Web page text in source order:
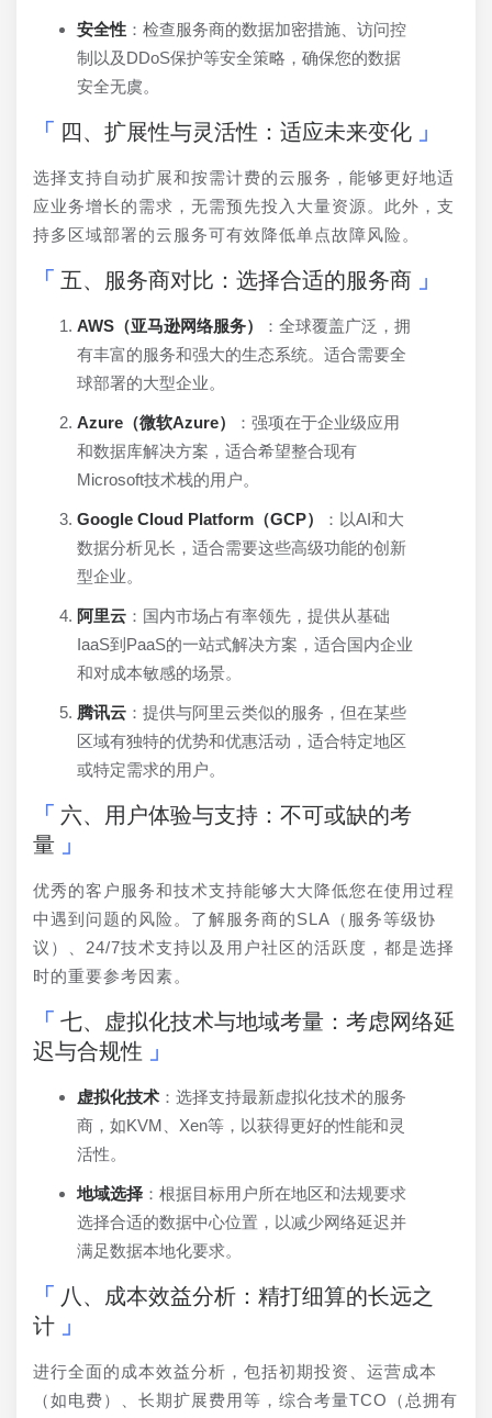
安全性 ：检查服务商的数据加密措施、访问控
制以及DDoS保护等安全策略，确保您的数据
安全无虞。
四、扩展性与灵活性：适应未来变化
选择支持自动扩展和按需计费的云服务，能够更好地适
应业务增长的需求，无需预先投入大量资源。此外，支
持多区域部署的云服务可有效降低单点故障风险。
五、服务商对比：选择合适的服务商
AWS（亚马逊网络服务）
：全球覆盖广泛，拥
有丰富的服务和强大的生态系统。适合需要全
球部署的大型企业。
Azure（微软Azure）
：强项在于企业级应用
和数据库解决方案，适合希望整合现有
Microsoft技术栈的用户。
Google Cloud Platform（GCP）
：以AI和大
数据分析见长，适合需要这些高级功能的创新
型企业。
阿里云 ：国内市场占有率领先，提供从基础
IaaS到PaaS的一站式解决方案，适合国内企业
和对成本敏感的场景。
腾讯云 ：提供与阿里云类似的服务，但在某些
区域有独特的优势和优惠活动，适合特定地区
或特定需求的用户。
六、用户体验与支持：不可或缺的考
量
优秀的客户服务和技术支持能够大大降低您在使用过程
中遇到问题的风险。了解服务商的SLA（服务等级协
议）、24/7技术支持以及用户社区的活跃度，都是选择
时的重要参考因素。
七、虚拟化技术与地域考量：考虑网络延
迟与合规性
虚拟化技术 ：选择支持最新虚拟化技术的服务
商，如KVM、Xen等，以获得更好的性能和灵
活性。
地域选择 ：根据目标用户所在地区和法规要求
选择合适的数据中心位置，以减少网络延迟并
满足数据本地化要求。
八、成本效益分析：精打细算的长远之
计
进行全面的成本效益分析，包括初期投资、运营成本
（如电费）、长期扩展费用等，综合考量TCO（总拥有